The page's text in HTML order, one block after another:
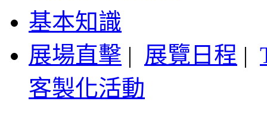
基本知識
展場直擊 | 展覽日程 |
客製化活動